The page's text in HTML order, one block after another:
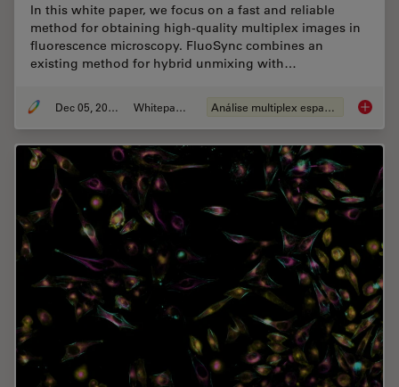
In this white paper, we focus on a fast and reliable
method for obtaining high-quality multiplex images in
fluorescence microscopy. FluoSync combines an
existing method for hybrid unmixing with…
Dec 05, 2022 Whitepaper Análise multiplex espacial